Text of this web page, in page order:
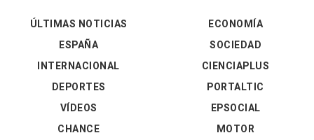
ÚLTIMAS NOTICIAS
ESPAÑA
INTERNACIONAL
DEPORTES
VÍDEOS
ECONOMÍA
SOCIEDAD
CIENCIAPLUS
PORTALTIC
EPSOCIAL
CHANCE
MOTOR